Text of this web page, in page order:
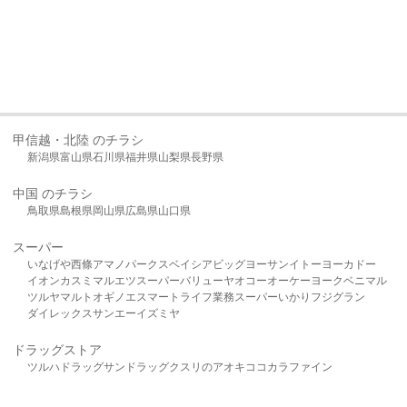
甲信越・北陸 のチラシ
新潟県富山県石川県福井県山梨県長野県
中国 のチラシ
鳥取県島根県岡山県広島県山口県
スーパー
いなげや西條アマノパークスベイシア ビッグヨーサンイトーヨーカドー
イオンカスミ マルエツスーパーバリューヤオコーオーケー ヨークベニマル
ツルヤマルト オギノ エスマート ライフ業務スーパーいかり フジグラン
ダイレックスサンエーイズミヤ
ドラッグストア
ツルハドラッグサンドラッグクスリのアオキ ココカラファイン